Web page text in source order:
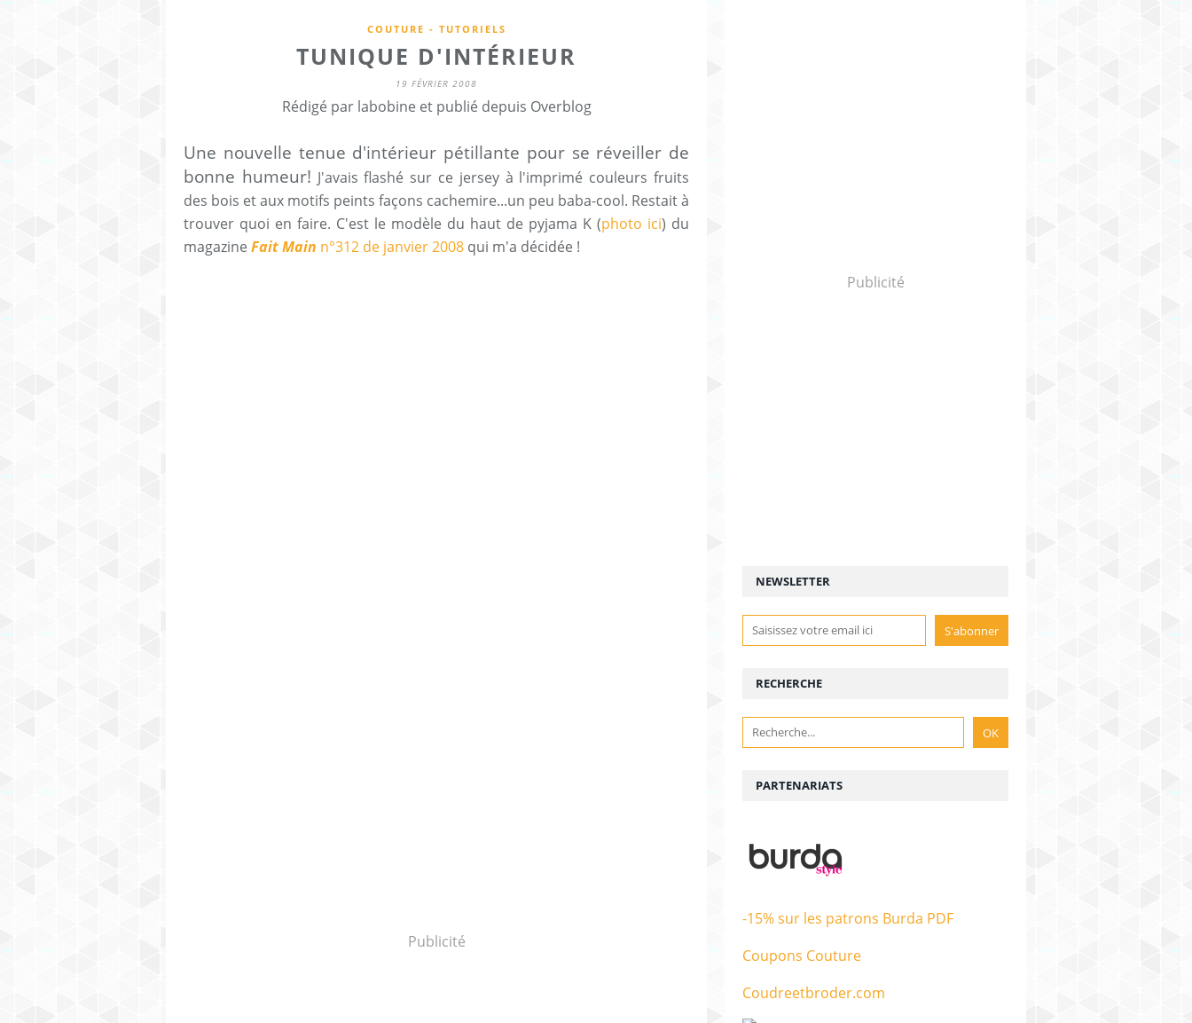
COUTURE - TUTORIELS
TUNIQUE D'INTÉRIEUR
19 FÉVRIER 2008
Rédigé par labobine et publié depuis Overblog
Une nouvelle tenue d'intérieur pétillante pour se réveiller de
bonne humeur! J'avais flashé sur ce jersey à l'imprimé couleurs fruits
des bois et aux motifs peints façons cachemire...un peu baba-cool. Restait à
trouver quoi en faire. C'est le modèle du haut de pyjama K (photo ici) du
magazine Fait Main n°312 de janvier 2008 qui m'a décidée !
Publicité
Publicité
NEWSLETTER
RECHERCHE
PARTENARIATS
-15% sur les patrons Burda PDF
Coupons Couture
Coudreetbroder.com